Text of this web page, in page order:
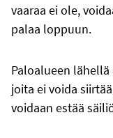
vaaraa ei ole,
palaa loppuun.
Paloalueen
joita ei voida
voidaan estää